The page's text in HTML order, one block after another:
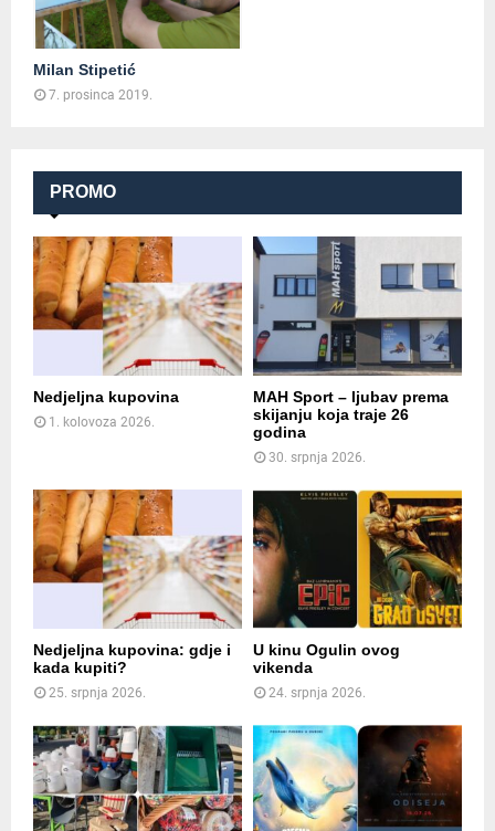
Milan Stipetić
7. prosinca 2019.
PROMO
Nedjeljna kupovina
1. kolovoza 2026.
MAH Sport – ljubav prema
skijanju koja traje 26
godina
30. srpnja 2026.
Nedjeljna kupovina: gdje i
kada kupiti?
25. srpnja 2026.
U kinu Ogulin ovog
vikenda
24. srpnja 2026.